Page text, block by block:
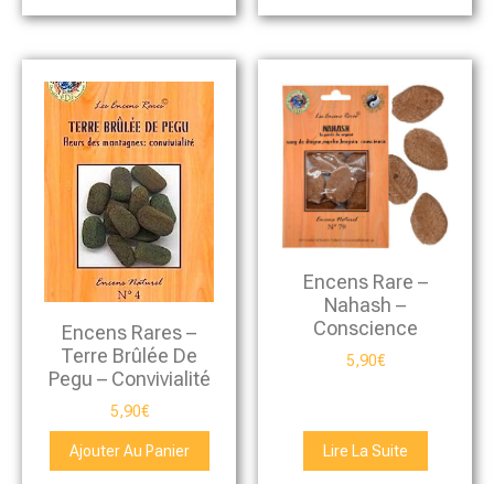
Encens Rares –
Terre Brûlée De
Pegu – Convivialité
5,90€
Ajouter Au Panier
Encens Rare –
Nahash –
Conscience
5,90€
Lire La Suite